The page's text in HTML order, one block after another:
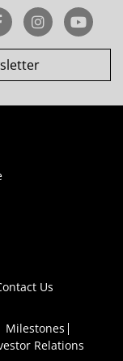
Us
Milestones
Relations